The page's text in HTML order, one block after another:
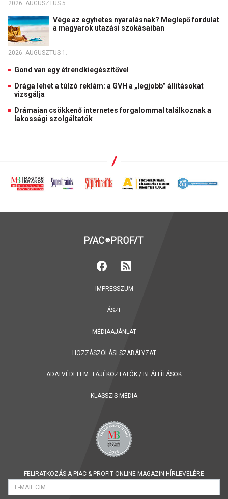
2026. AUGUSZTUS 5.
Vége az egyhetes nyaralásnak? Meglepő fordulat
a magyarok utazási szokásaiban
2026. AUGUSZTUS 1.
Gond van egy étrendkiegészítővel
Drága lehet a túlzó reklám: a GVH a „legjobb” állításokat
vizsgálja
Drámaian csökkenő internetes forgalommal találkoznak a
lakossági szolgáltatók
IMPRESSZUM
ÁSZF
MÉDIAAJÁNLAT
HOZZÁSZÓLÁSI SZABÁLYZAT
ADATVÉDELEM: TÁJÉKOZTATÓK / BEÁLLÍTÁSOK
KLASSZIS MÉDIA
FELIRATKOZÁS A PIAC & PROFIT ONLINE MAGAZIN HÍRLEVELÉRE